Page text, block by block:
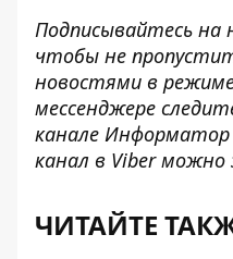
Подписывайтесь на
чтобы не
новостями в
мессенджере
канале Информатор
канал в Viber можно
ЧИТАЙТЕ